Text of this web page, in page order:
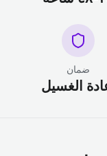
ضمان
الغسيل